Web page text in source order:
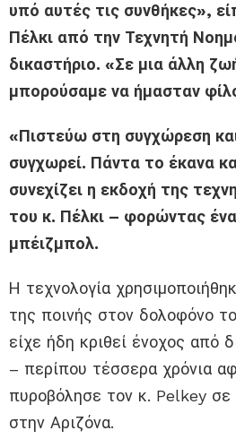
υπό αυτές τις συνθήκες»,
Πέλκι από την Τεχνητή
δικαστήριο. «Σε μια άλλη
μπορούσαμε να ήμασταν
«Πιστεύω στη συγχώρεση
συγχωρεί. Πάντα το έκανα
συνεχίζει η εκδοχή της
του κ. Πέλκι – φορώντας
μπέιζμπολ.
Η τεχνολογία
της ποινής στον δολοφόνο
είχε ήδη κριθεί ένοχος από
– περίπου τέσσερα χρόνια
πυροβόλησε τον κ. Pelkey ​​σε
στην Αριζόνα.